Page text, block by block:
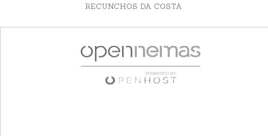
RECUNCHOS DA COSTA